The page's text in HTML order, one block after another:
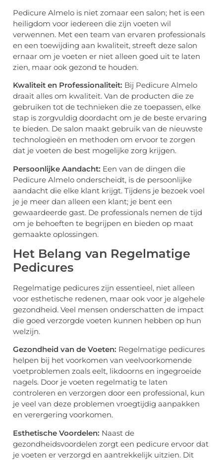
Pedicure Almelo is niet zomaar een salon; het is een
heiligdom voor iedereen die zijn voeten wil
verwennen. Met een team van ervaren professionals
en een toewijding aan kwaliteit, streeft deze salon
ernaar om je voeten er niet alleen goed uit te laten
zien, maar ook gezond te houden.
Kwaliteit en Professionaliteit: Bij Pedicure Almelo
draait alles om kwaliteit. Van de producten die ze
gebruiken tot de technieken die ze toepassen, elke
stap is zorgvuldig doordacht om je de beste ervaring
te bieden. De salon maakt gebruik van de nieuwste
technologieën en methoden om ervoor te zorgen
dat je voeten de best mogelijke zorg krijgen.
Persoonlijke Aandacht: Een van de dingen die
Pedicure Almelo onderscheidt, is de persoonlijke
aandacht die elke klant krijgt. Tijdens je bezoek voel
je je meer dan alleen een klant; je bent een
gewaardeerde gast. De professionals nemen de tijd
om je behoeften te begrijpen en bieden op maat
gemaakte oplossingen.
Het Belang van Regelmatige
Pedicures
Regelmatige pedicures zijn essentieel, niet alleen
voor esthetische redenen, maar ook voor je algehele
gezondheid. Veel mensen onderschatten de impact
die goed verzorgde voeten kunnen hebben op hun
welzijn.
Gezondheid van de Voeten: Regelmatige pedicures
helpen bij het voorkomen van veelvoorkomende
voetproblemen zoals eelt, likdoorns en ingegroeide
nagels. Door je voeten regelmatig te laten
controleren en verzorgen door een professional, kun
je veel van deze problemen vroegtijdig aanpakken
en verergering voorkomen.
Esthetische Voordelen: Naast de
gezondheidsvoordelen zorgt een pedicure ervoor dat
je voeten er verzorgd en aantrekkelijk uitzien. Dit